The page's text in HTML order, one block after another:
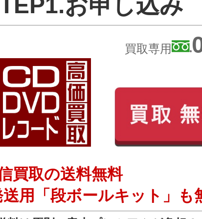
買取専用
買取の送料無料
用「段ボールキット」も